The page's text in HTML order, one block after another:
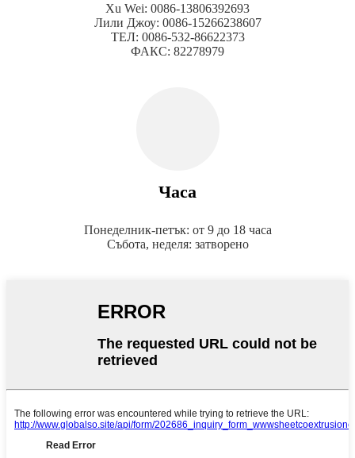
Xu Wei: 0086-13806392693
Лили Джоу: 0086-15266238607
ТЕЛ: 0086-532-86622373
ФАКС: 82278979
Часа
Понеделник-петък: от 9 до 18 часа
Събота, неделя: затворено